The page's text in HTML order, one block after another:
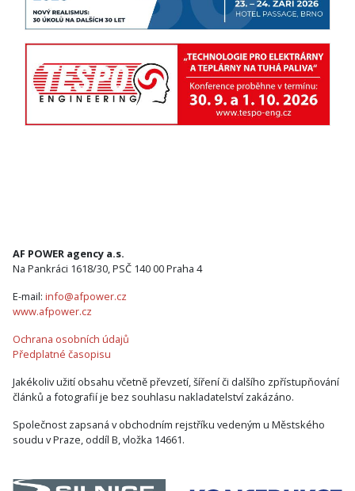
AF POWER agency a.s.
Na Pankráci 1618/30, PSČ 140 00 Praha 4
E-mail: info@afpower.cz
www.afpower.cz
Ochrana osobních údajů
Předplatné časopisu
Jakékoliv užití obsahu včetně převzetí, šíření či dalšího zpřístupňování
článků a fotografií je bez souhlasu nakladatelství zakázáno.
Společnost zapsaná v obchodním rejstříku vedeným u Městského
soudu v Praze, oddíl B, vložka 14661.